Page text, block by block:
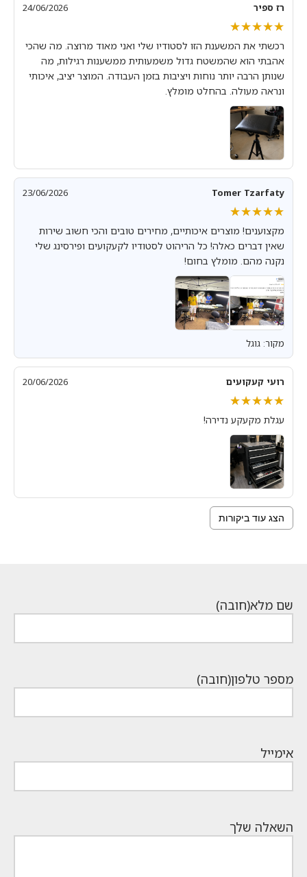
רז ספיר 24/06/2026
★★★★★
★★★★★
רכשתי את המשענת הזו לסטודיו שלי ואני מאוד מרוצה. מה שהכי
אהבתי הוא שהמשטח גדול משמעותית ממשענות רגילות, מה
שנותן הרבה יותר נוחות ויציבות בזמן העבודה. המוצר יציב, איכותי
ונראה מעולה. בהחלט מומלץ.
Tomer Tzarfaty
23/06/2026
★★★★★
★★★★★
מקצוענים! מוצרים איכותיים, מחירים טובים והכי חשוב שירות
שאין דברים כאלה! כל הריהוט לסטודיו לקעקועים ופירסינג שלי
נקנה מהם. מומלץ בחום!
מקור: גוגל
רועי קעקועים 20/06/2026
★★★★★
★★★★★
עגלת מקעקע נדירה!
הצג עוד ביקורות
שם מלא(חובה)
מספר טלפון(חובה)
אימייל
השאלה שלך